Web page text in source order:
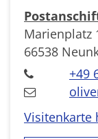
Marienplatz
66538
+49
Visitenkarte